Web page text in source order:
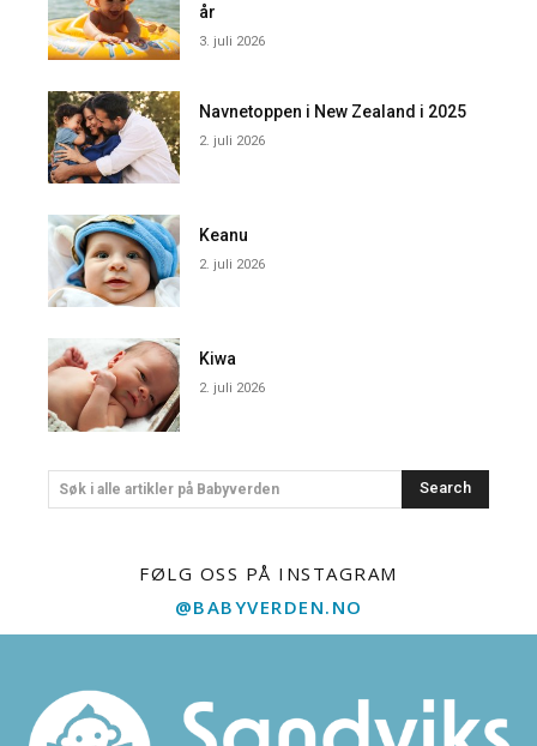
år
3. juli 2026
Navnetoppen i New Zealand i 2025
2. juli 2026
Keanu
2. juli 2026
Kiwa
2. juli 2026
Søk i alle artikler på Babyverden Search
FØLG OSS PÅ INSTAGRAM
@BABYVERDEN.NO